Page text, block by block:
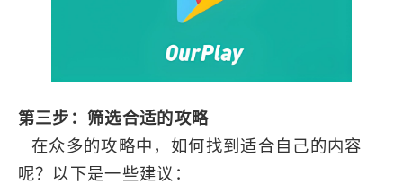
第三步：筛选合适的攻略
在众多的攻略中，如何找到适合自己的内容
呢？以下是一些建议：